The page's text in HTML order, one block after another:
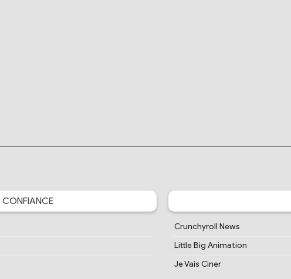
CONFIANCE
Crunchyroll News
Little Big Animation
Je Vais Ciner